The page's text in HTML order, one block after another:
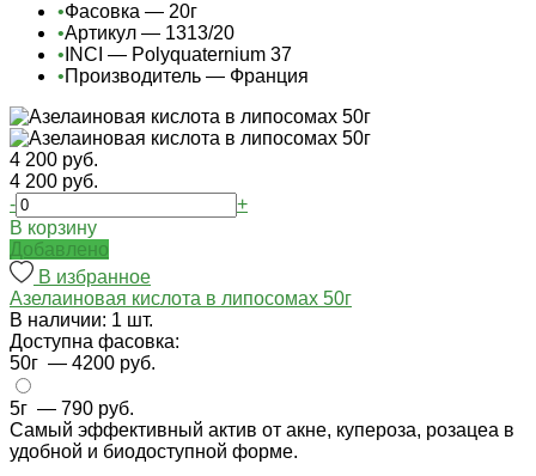
•Фасовка — 20г
•Артикул — 1313/20
• INCI — Polyquaternium 37
•Производитель — Франция
4 200 руб.
4 200 руб.
-
+
В корзину
Добавлено
В избранное
Азелаиновая кислота в липосомах 50г
В наличии: 1 шт.
Доступна фасовка:
50г — 4200 руб.
5г — 790 руб.
Самый эффективный актив от акне, купероза, розацеа в
удобной и биодоступной форме.